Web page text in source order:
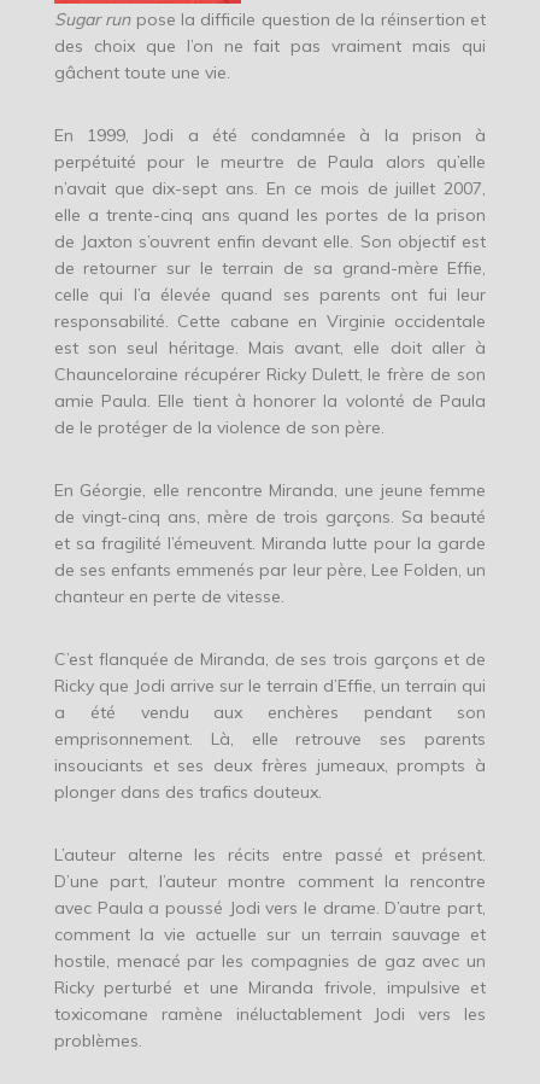
Sugar runpose la difficile question de la réinsertion et
des choix que l’on ne fait pas vraiment mais qui
gâchent toute une vie.
En 1999, Jodi a été condamnée à la prison à
perpétuité pour le meurtre de Paula alors qu’elle
n’avait que dix-sept ans. En ce mois de juillet 2007,
elle a trente-cinq ans quand les portes de la prison
de Jaxton s’ouvrent enfin devant elle. Son objectif est
de retourner sur le terrain de sa grand-mère Effie,
celle qui l’a élevée quand ses parents ont fui leur
responsabilité. Cette cabane en Virginie occidentale
est son seul héritage. Mais avant, elle doit aller à
Chaunceloraine récupérer Ricky Dulett, le frère de son
amie Paula. Elle tient à honorer la volonté de Paula
de le protéger de la violence de son père.
En Géorgie, elle rencontre Miranda, une jeune femme
de vingt-cinq ans, mère de trois garçons. Sa beauté
et sa fragilité l’émeuvent. Miranda lutte pour la garde
de ses enfants emmenés par leur père, Lee Folden, un
chanteur en perte de vitesse.
C’est flanquée de Miranda, de ses trois garçons et de
Ricky que Jodi arrive sur le terrain d’Effie, un terrain qui
a été vendu aux enchères pendant son
emprisonnement. Là, elle retrouve ses parents
insouciants et ses deux frères jumeaux, prompts à
plonger dans des trafics douteux.
L’auteur alterne les récits entre passé et présent.
D’une part, l’auteur montre comment la rencontre
avec Paula a poussé Jodi vers le drame. D’autre part,
comment la vie actuelle sur un terrain sauvage et
hostile, menacé par les compagnies de gaz avec un
Ricky perturbé et une Miranda frivole, impulsive et
toxicomane ramène inéluctablement Jodi vers les
problèmes.